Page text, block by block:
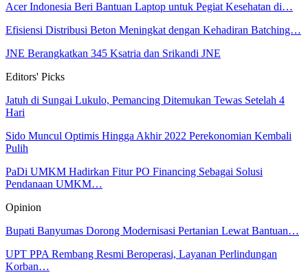
Acer Indonesia Beri Bantuan Laptop untuk Pegiat Kesehatan di…
Efisiensi Distribusi Beton Meningkat dengan Kehadiran Batching…
JNE Berangkatkan 345 Ksatria dan Srikandi JNE
Editors' Picks
Jatuh di Sungai Lukulo, Pemancing Ditemukan Tewas Setelah 4
Hari
Sido Muncul Optimis Hingga Akhir 2022 Perekonomian Kembali
Pulih
PaDi UMKM Hadirkan Fitur PO Financing Sebagai Solusi
Pendanaan UMKM…
Opinion
Bupati Banyumas Dorong Modernisasi Pertanian Lewat Bantuan…
UPT PPA Rembang Resmi Beroperasi, Layanan Perlindungan
Korban…